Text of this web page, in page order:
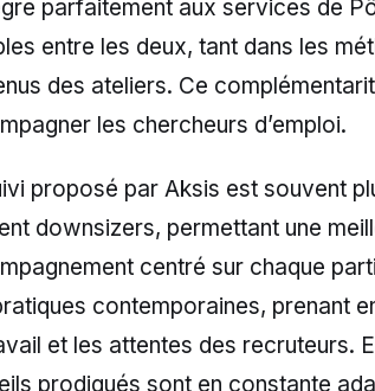
parfaitement aux services de
entre les deux, tant dans les
des ateliers. Ce
les chercheurs d’emploi.
proposé par Aksis est souvent
downsizers, permettant une
centré sur chaque
contemporaines, prenant
et les attentes des recruteurs.
prodigués sont en constante